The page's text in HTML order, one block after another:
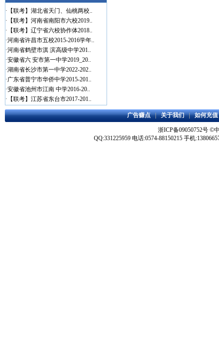
· 【联考】湖北省天门、仙桃两校..
· 【联考】河南省南阳市六校2019..
· 【联考】辽宁省六校协作体2018..
·河南省许昌市五校2015-2016学年..
·河南省鹤壁市淇 滨高级中学201..
·安徽省六 安市第一中学2019_20..
·湖南省长沙市第一中学2022-202..
·广东省普宁市华侨中学2015-201..
·安徽省池州市江南 中学2016-20..
· 【联考】江苏省东台市2017-201..
广告赚点|关于我们|如何充值
浙ICP备09050752号 ©
QQ:331225959 电话:0574-88150215 手机